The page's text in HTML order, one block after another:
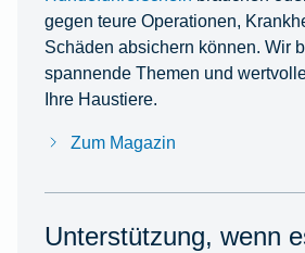
gegen teure Operationen,
Schäden absichern können. Wir
spannende Themen und
Ihre Haustiere.
Zum Magazin
Unterstützung, wenn